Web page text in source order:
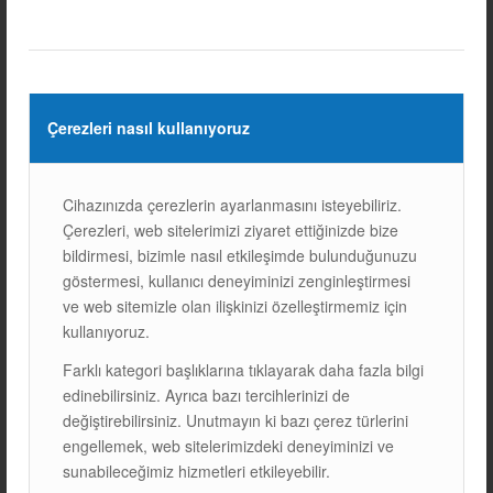
Çerezleri nasıl kullanıyoruz
Cihazınızda çerezlerin ayarlanmasını isteyebiliriz.
Çerezleri, web sitelerimizi ziyaret ettiğinizde bize
bildirmesi, bizimle nasıl etkileşimde bulunduğunuzu
göstermesi, kullanıcı deneyiminizi zenginleştirmesi
ve web sitemizle olan ilişkinizi özelleştirmemiz için
kullanıyoruz.
Farklı kategori başlıklarına tıklayarak daha fazla bilgi
edinebilirsiniz. Ayrıca bazı tercihlerinizi de
değiştirebilirsiniz. Unutmayın ki bazı çerez türlerini
engellemek, web sitelerimizdeki deneyiminizi ve
sunabileceğimiz hizmetleri etkileyebilir.
GAZIANTEP / 1126 KWP
ISOTRAP S EĞIMLI ÇATI
SISTEMI
13/01/2021